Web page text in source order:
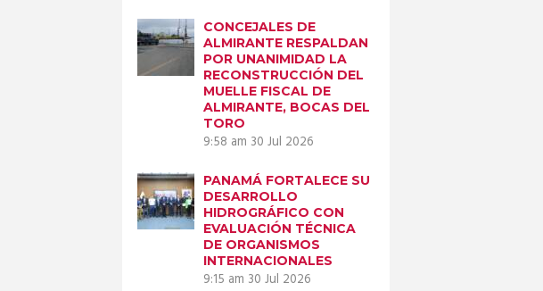
CONCEJALES DE
ALMIRANTE RESPALDAN
POR UNANIMIDAD LA
RECONSTRUCCIÓN DEL
MUELLE FISCAL DE
ALMIRANTE, BOCAS DEL
TORO
9:58 am 30 Jul 2026
PANAMÁ FORTALECE SU
DESARROLLO
HIDROGRÁFICO CON
EVALUACIÓN TÉCNICA
DE ORGANISMOS
INTERNACIONALES
9:15 am 30 Jul 2026